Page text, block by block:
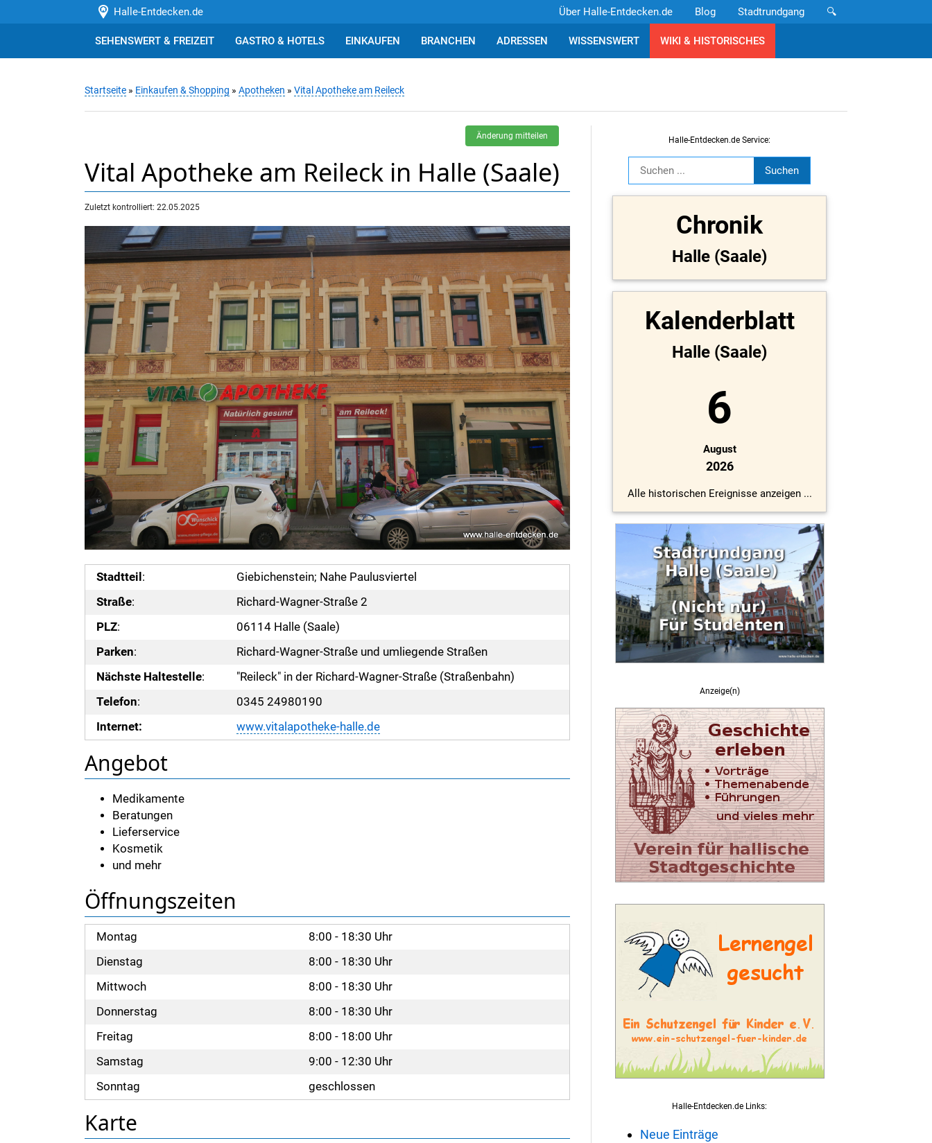
Halle-Entdecken.de 🔍
Stadtrundgang
Blog
Über Halle-Entdecken.de
SEHENSWERT & FREIZEIT GASTRO & HOTELS EINKAUFEN BRANCHEN ADRESSEN WISSENSWERT WIKI & HISTORISCHES
Startseite » Einkaufen & Shopping » Apotheken » Vital Apotheke am Reileck
Änderung mitteilen
Vital Apotheke am Reileck in Halle (Saale)
Zuletzt kontrolliert: 22.05.2025
Stadtteil :
Giebichenstein; Nahe Paulusviertel
Straße:
Richard-Wagner-Straße 2
PLZ:
06114 Halle (Saale)
Parken:
Richard-Wagner-Straße und umliegende Straßen
Nächste Haltestelle:
"Reileck" in der Richard-Wagner-Straße (Straßenbahn)
Telefon:
0345 24980190
Internet:
www.vitalapotheke-halle.de
Angebot
Medikamente
Beratungen
Lieferservice
Kosmetik
und mehr
Öffnungszeiten
Montag
8:00 - 18:30 Uhr
Dienstag
8:00 - 18:30 Uhr
Mittwoch
8:00 - 18:30 Uhr
Donnerstag
8:00 - 18:30 Uhr
Freitag
8:00 - 18:00 Uhr
Samstag
9:00 - 12:30 Uhr
Sonntag
geschlossen
Karte
Halle-Entdecken.de Service:
Chronik
Halle (Saale)
Kalenderblatt
Halle (Saale)
6
August
2026
Alle historischen Ereignisse anzeigen ...
Anzeige(n)
Halle-Entdecken.de Links:
Neue Einträge